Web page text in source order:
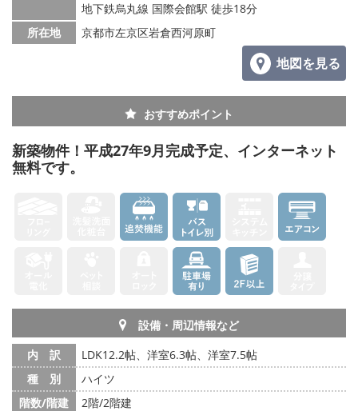
地下鉄烏丸線 国際会館駅 徒歩18分
所在地
京都市左京区岩倉西河原町
地図を見る
おすすめポイント
新築物件！平成27年9月完成予定、インターネット
無料です。
設備・周辺情報など
内 訳
LDK12.2帖、洋室6.3帖、洋室7.5帖
種 別
ハイツ
階数/階建
2階/2階建